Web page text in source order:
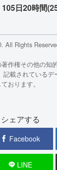
日20時間
All Rights
作権その他の知
載されているデ
おります。
シェアする
Facebook
LINE